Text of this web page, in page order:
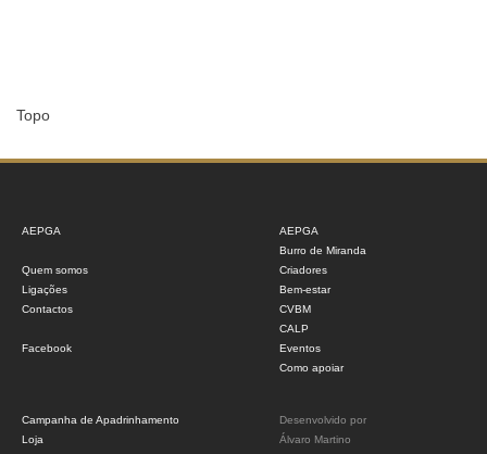
Topo
AEPGA
Quem somos
Ligações
Contactos
Facebook
AEPGA
Burro de Miranda
Criadores
Bem-estar
CVBM
CALP
Eventos
Como apoiar
Campanha de Apadrinhamento
Loja
Desenvolvido por
Álvaro Martino